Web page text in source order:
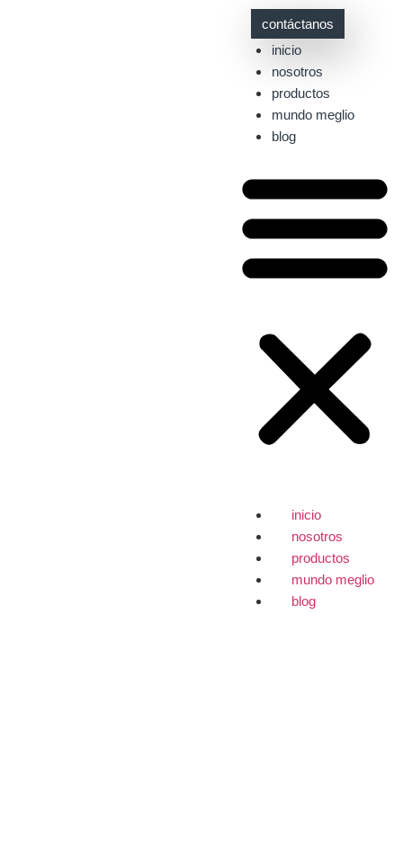
contáctanos
inicio
nosotros
productos
mundo meglio
blog
inicio
nosotros
productos
mundo meglio
blog